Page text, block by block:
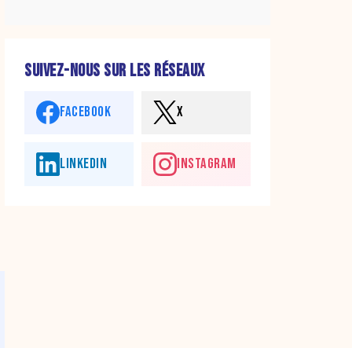
SUIVEZ-NOUS SUR LES RÉSEAUX
FACEBOOK X
LINKEDIN INSTAGRAM